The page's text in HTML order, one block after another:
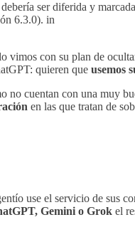
ser diferida y
6.3.0). in
vimos con su plan de
quieren que usemos
no cuentan con una muy
en las que tratan de
use el servicio de sus
Gemini o Grok el